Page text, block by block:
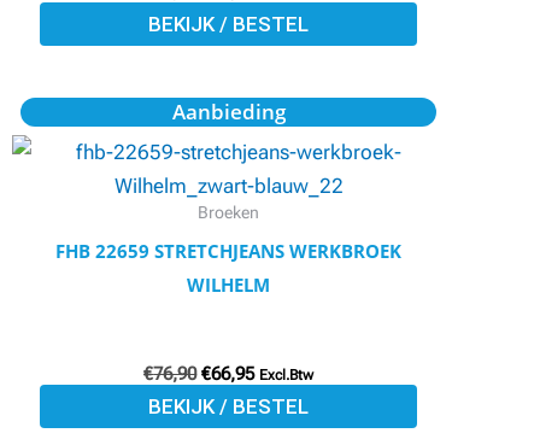
BEKIJK / BESTEL
kan
worden
op
de
productpagina
Aanbieding
Broeken
FHB 22659 STRETCHJEANS WERKBROEK
WILHELM
€76,90
Oorspronkelijke
prijs
was:
€76,90.
€66,95
Huidige
prijs
is:
Excl.Btw
BEKIJK / BESTEL
Dit
product
heeft
meerdere
variaties.
Deze
gekozen
worden